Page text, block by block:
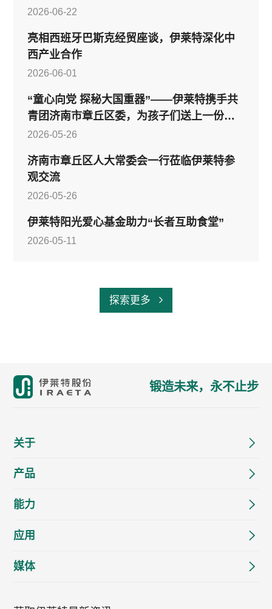
探索更多
2026-06-22
亮相西班牙巴斯克经贸座谈，伊莱特深化中
西产业合作
2026-06-01
“童心向党 探秘大国重器”——伊莱特携手共
青团济南市章丘区委，为孩子们送上一份特
别的“六一”礼物
2026-05-26
济南市章丘区人大常委会一行莅临伊莱特参
观交流
2026-05-26
伊莱特阳光爱心基金助力“长者互助食堂”
2026-05-11
锻造未来，永不止步
关于
产品
能力
应用
媒体